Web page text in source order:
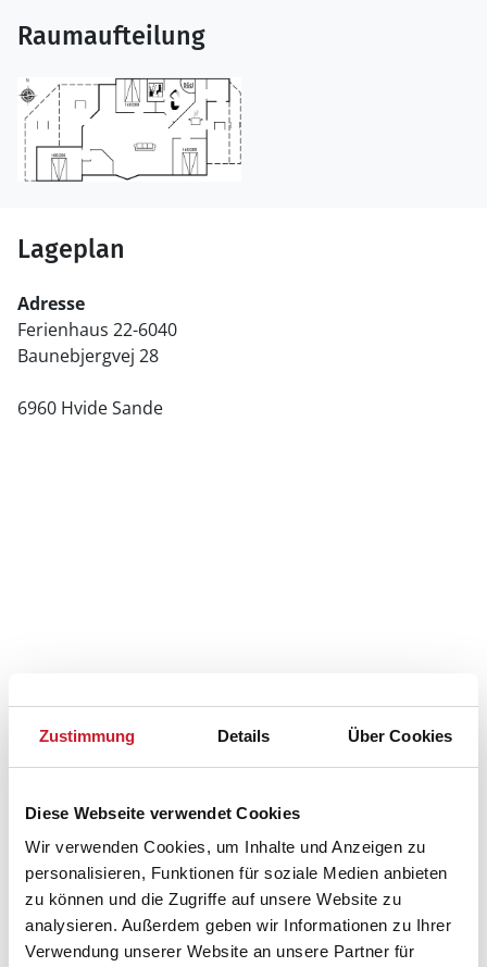
Zustimmung Details Über Cookies
Diese Webseite verwendet Cookies
Wir verwenden Cookies, um Inhalte und Anzeigen zu
personalisieren, Funktionen für soziale Medien anbieten
zu können und die Zugriffe auf unsere Website zu
analysieren. Außerdem geben wir Informationen zu Ihrer
Verwendung unserer Website an unsere Partner für
Raumaufteilung
Lageplan
Adresse
Ferienhaus 22-6040
Baunebjergvej 28
6960 Hvide Sande
Belegungskalender
Reisedauer auswählen
Anzahl Reisende auswählen